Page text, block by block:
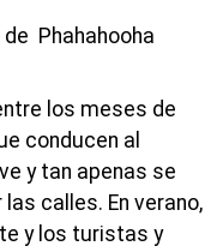
Phahahooha
los meses de
conducen al
y tan apenas se
calles. En verano,
y los turistas y